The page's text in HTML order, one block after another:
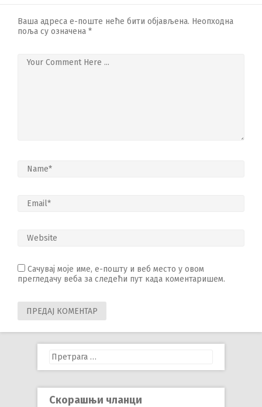
Ваша адреса е-поште неће бити објављена. Неопходна
поља су означена *
Сачувај моје име, е-пошту и веб место у овом
прегледачу веба за следећи пут када коментаришем.
Претрага
за:
Скорашњи чланци